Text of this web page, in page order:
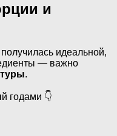
и
идеальной,
— важно
.
годами 👇